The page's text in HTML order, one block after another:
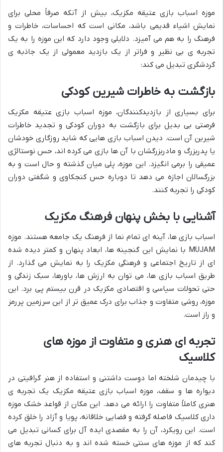
موزه اسباب بازی عتیقه مکزیک، بیش از آنکه صرفاً محلی برای
نمایش اشیاء قدیمی باشد، مکانی است که احساسات، خاطرات و
فرهنگ را به هم می آمیزد. دلایلی وجود دارد که این موزه را به یک
تجربه ی بی نظیر و فراتر از یک بازدید معمولی از یک جاذبه ی
گردشگری تبدیل می کند:
بازگشت به خاطرات شیرین کودکی
برای بسیاری از بازدیدکنندگان، موزه اسباب بازی عتیقه مکزیک
فرصتی بی بدیل برای بازگشت به دوران کودکی و تجدید خاطرات
شیرین آن است. دیدن اسباب بازی هایی که شاید روزگاری خودشان
یا پدربزرگ و مادربزرگشان با آن ها بازی می کرده اند، حس نوستالژی
عمیقی را برمی انگیزد. این موزه، پلی میان گذشته و حال است و به
بزرگسالان اجازه می دهد تا دوباره حس کنجکاوی و شگفتی دوران
کودکی را تجربه کنند.
آشنایی با بخش پنهان فرهنگ مکزیک
اسباب بازی ها، آینه ای تمام نما از فرهنگ یک جامعه هستند. موزه
MUJAM با نمایش این گنجینه ها، ابعاد پنهان و کمتر دیده شده
ای از تاریخ اجتماعی و فرهنگی مکزیک را به نمایش می گذارد. از
طریق اسباب بازی ها، می توان به ارزش ها، باورها، سبک زندگی و
حتی تحولات سیاسی و اقتصادی مکزیک در قرن بیستم پی برد. این
موزه، روشی متفاوت و جذاب برای درک عمیق تر از این سرزمین پررمز
و راز است.
تجربه ای هنری و متفاوت از موزه های
کلاسیک
با چیدمان شلخته اما دوست داشتنی و استفاده از هنر گرافیتی در
دیواره ها و سقف، موزه اسباب بازی عتیقه مکزیک یک تجربه ی
هنری کاملاً متفاوت را ارائه می دهد. این مکان از قواعد خشک موزه
داری کلاسیک فاصله گرفته و فضایی خلاقانه، پویا و آزاد را خلق کرده
است. این رویکرد، آن را به مقصدی ایده آل برای کسانی تبدیل می
کند که از موزه های سنتی خسته شده اند و به دنبال تجربه های